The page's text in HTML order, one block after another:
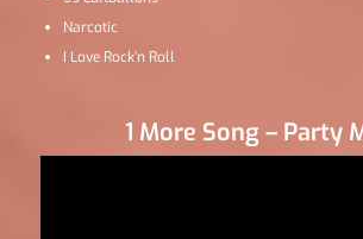
Narcotic
I Love Rock’n Roll
1 More Song – Party